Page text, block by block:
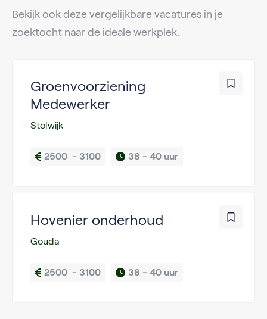
Bekijk ook deze vergelijkbare vacatures in je
zoektocht naar de ideale werkplek.
Groenvoorziening
Medewerker
Stolwijk
2500  - 3100 38 - 40 uur
Hovenier onderhoud
Gouda
2500  - 3100 38 - 40 uur